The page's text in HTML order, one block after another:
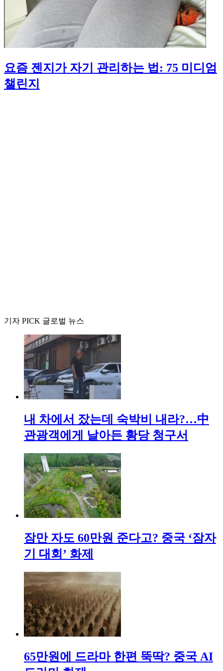
요즘 젠지가 자기 관리하는 법: 75 미디엄
챌린지
기자 PICK 글로벌 뉴스
내 차에서 잤는데 숙박비 내라?…中
관광객에게 날아든 황당 청구서
잠만 자도 60만원 준다고? 중국 ‘잠자
기 대회’ 화제
65만원에 드라마 한편 뚝딱? 중국 AI